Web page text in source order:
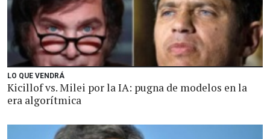
LO QUE VENDRÁ
Kicillof vs. Milei por la IA: pugna de modelos en la
era algorítmica